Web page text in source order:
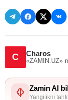
C Charos
«ZAMIN.UZ»
Zamin AI
Yangilikni